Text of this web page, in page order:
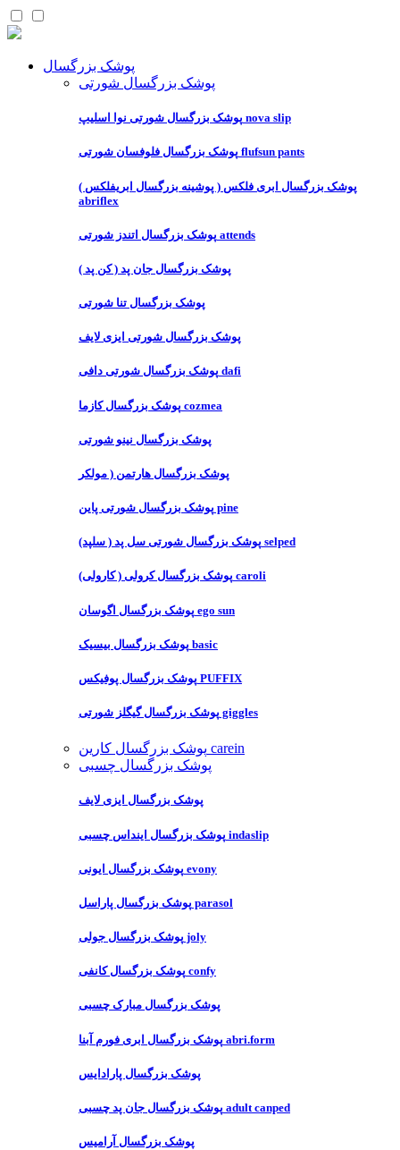
پوشک بزرگسال
پوشک بزرگسال شورتی
پوشک بزرگسال شورتی نوا اسلیپ nova slip
پوشک بزرگسال فلوفسان شورتی flufsun pants
پوشک بزرگسال ابری فلکس ( پوشینه بزرگسال ابریفلکس )
abriflex
پوشک بزرگسال اتندز شورتی attends
پوشک بزرگسال جان پد ( کن پد )
پوشک بزرگسال تنا شورتی
پوشک بزرگسال شورتی ایزی لایف
پوشک بزرگسال شورتی دافی dafi
پوشک بزرگسال کازما cozmea
پوشک بزرگسال نینو شورتی
پوشک بزرگسال هارتمن ( مولکر
پوشک بزرگسال شورتی پاین pine
پوشک بزرگسال شورتی سل پد ( سلپد) selped
پوشک بزرگسال کرولی ( کارولی) caroli
پوشک بزرگسال اگوسان ego sun
پوشک بزرگسال بیسیک basic
پوشک بزرگسال پوفیکس PUFFIX
پوشک بزرگسال گیگلز شورتی giggles
پوشک بزرگسال کارین carein
پوشک بزرگسال چسبی
پوشک بزرگسال ایزی لایف
پوشک بزرگسال اینداس چسبی indaslip
پوشک بزرگسال ایونی evony
پوشک بزرگسال پاراسل parasol
پوشک بزرگسال جولی joly
پوشک بزرگسال کانفی confy
پوشک بزرگسال مبارک چسبی
پوشک بزرگسال ابری فورم آبنا abri.form
پوشک بزرگسال پارادایس
پوشک بزرگسال جان پد چسبی adult canped
پوشک بزرگسال آرامیس